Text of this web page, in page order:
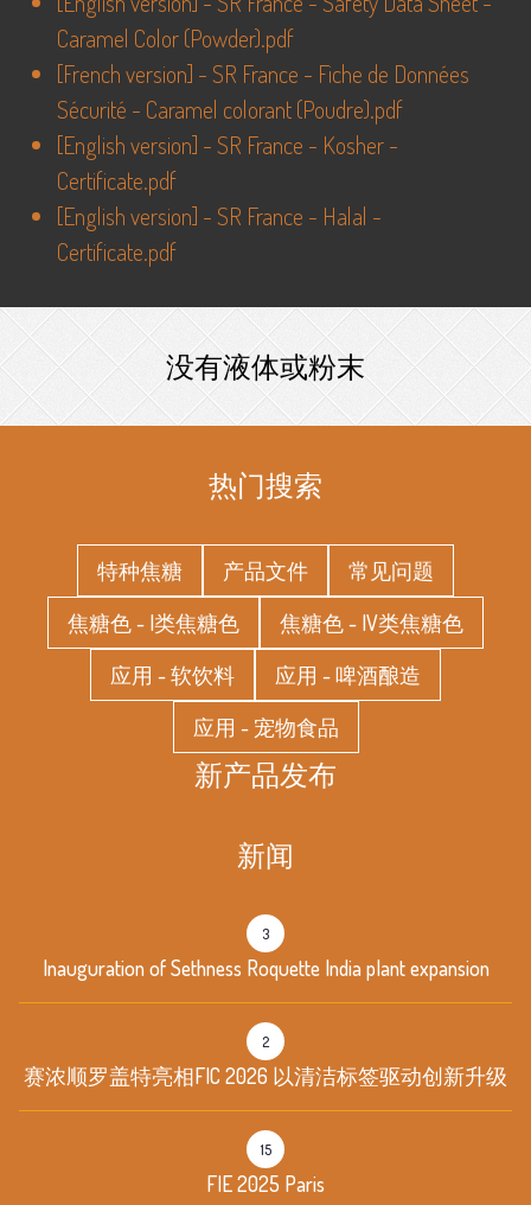
Caramel Color (Powder).pdf
[French version] -SR France - Fiche de Données
Sécurité - Caramel colorant (Poudre).pdf
[English version] -SR France - Kosher -
Certificate.pdf
[English version] -SR France - Halal -
Certificate.pdf
没有液体或粉末
热门搜索
特种焦糖 产品文件
常见问题
焦糖色 - I类焦糖色
焦糖色 - IV类焦糖色
应用 - 软饮料
应用 - 啤酒酿造
应用 - 宠物食品
新产品发布
新闻
Inauguration of Sethness Roquette India plant expansion
3
赛浓顺罗盖特亮相FIC 2026 以清洁标签驱动创新升级
2
FIE 2025 Paris
15